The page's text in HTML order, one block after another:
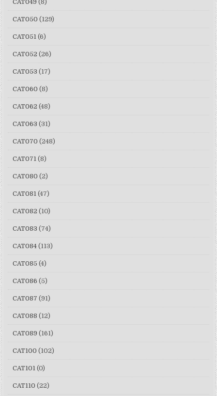
CAT049 (8)
CAT050 (129)
CAT051 (6)
CAT052 (26)
CAT053 (17)
CAT060 (8)
CAT062 (48)
CAT063 (31)
CAT070 (248)
CAT071 (8)
CAT080 (2)
CAT081 (47)
CAT082 (10)
CAT083 (74)
CAT084 (113)
CAT085 (4)
CAT086 (5)
CAT087 (91)
CAT088 (12)
CAT089 (161)
CAT100 (102)
CAT101 (0)
CAT110 (22)